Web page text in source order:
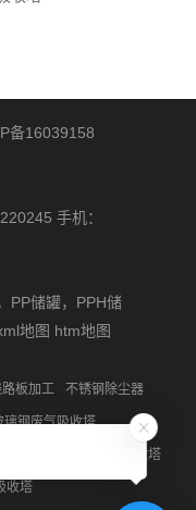
备16039158
手机：
PP储罐， PPH储
地图 htm地图
板加工 不锈钢除尘器
璃钢废气吸收塔
苏州玻璃钢废气吸收塔
收塔